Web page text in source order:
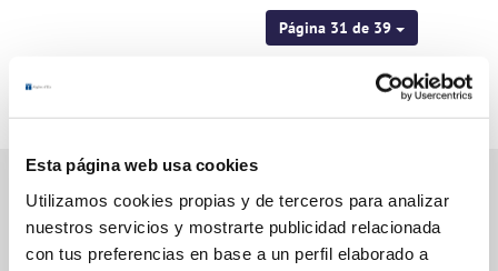
Esta página web usa cookies
Utilizamos cookies propias y de terceros para analizar
nuestros servicios y mostrarte publicidad relacionada
con tus preferencias en base a un perfil elaborado a
Página 31 de 39
Gestiones Online